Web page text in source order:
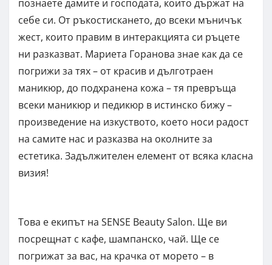
познаете дамите и господата, които държат на
себе си. От ръкостискането, до всеки мъничък
жест, които правим в интеракцията си ръцете
ни разказват. Мариета Горанова знае как да се
погрижи за тях – от красив и дълготраен
маникюр, до подхранена кожа – тя превръща
всеки маникюр и педикюр в истинско бижу –
произведение на изкуството, което носи радост
на самите нас и разказва на околните за
естетика. Задължителен елемент от всяка класна
визия!
Това е екипът на SENSE Beauty Salon. Ще ви
посрещнат с кафе, шампанско, чай. Ще се
погрижат за вас, на крачка от морето – в